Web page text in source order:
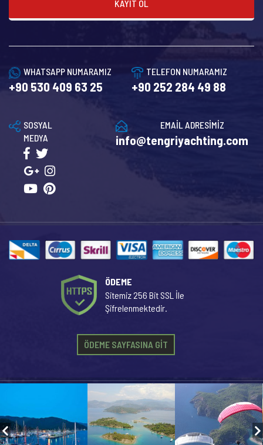
KAYIT OL
WHATSAPP NUMARAMIZ
+90 530 409 63 25
TELEFON NUMARAMIZ
+90 252 284 49 88
EMAİL ADRESİMİZ
info@tengriyachting.com
SOSYAL
MEDYA
ÖDEME
Sitemiz 256 Bit SSL İle
Şifrelenmektedir.
ÖDEME SAYFASINA GİT